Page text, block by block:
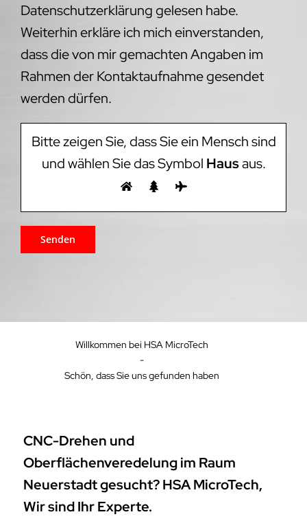
Datenschutzerklärung gelesen habe.
Weiterhin erkläre ich mich einverstanden,
dass die von mir gemachten Angaben im
Rahmen der Kontaktaufnahme gesendet
werden dürfen.
Bitte zeigen Sie, dass Sie ein Mensch sind
und wählen Sie das Symbol Hausaus.
Willkommen bei HSA MicroTech
-
Schön, dass Sie uns gefunden haben
CNC-Drehen und
Oberflächenveredelung im Raum
Neuerstadt gesucht? HSA MicroTech,
Wir sind Ihr Experte.